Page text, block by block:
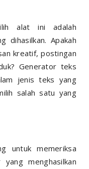
alat ini adalah
dihasilkan. Apakah
kreatif, postingan
Generator teks
jenis teks yang
salah satu yang
untuk memeriksa
menghasilkan